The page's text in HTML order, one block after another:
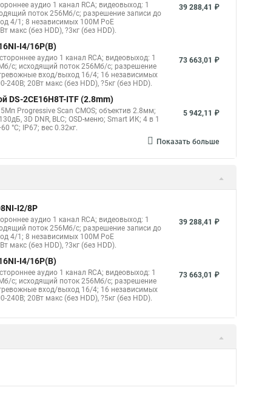
аудио 1 канал RCA; видеовыход: 1
поток 256Мб/с; разрешение записи до
4/1; 8 независимых 100M PoE
макс (без HDD), ?3кг (без HDD).
39 288,41 ₽
I4/16P(B)
аудио 1 канал RCA; видеовыход: 1
с; исходящий поток 256Мб/с; разрешение
вход/выход 16/4; 16 независимых
20Вт макс (без HDD), ?5кг (без HDD).
73 663,01 ₽
DS-2CE16H8T-ITF (2.8mm)
Progressive Scan CMOS; объектив 2.8мм;
3D DNR, BLC; OSD-меню; Smart ИК; 4 в 1
°C; IP67; вес 0.32кг.
5 942,11 ₽
Показать больше
I2/8P
аудио 1 канал RCA; видеовыход: 1
поток 256Мб/с; разрешение записи до
4/1; 8 независимых 100M PoE
макс (без HDD), ?3кг (без HDD).
39 288,41 ₽
I4/16P(B)
аудио 1 канал RCA; видеовыход: 1
с; исходящий поток 256Мб/с; разрешение
вход/выход 16/4; 16 независимых
20Вт макс (без HDD), ?5кг (без HDD).
73 663,01 ₽